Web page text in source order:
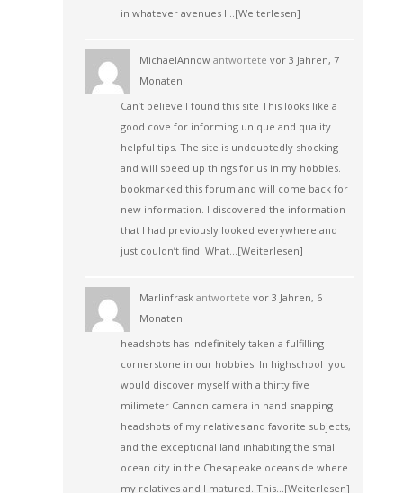
in whatever avenues I…[Weiterlesen]
MichaelAnnowantwortete vor 3 Jahren, 7
Monaten
Can’t believe I found this site This looks like a
good cove for informing unique and quality
helpful tips. The site is undoubtedly shocking
and will speed up things for us in my hobbies. I
bookmarked this forum and will come back for
new information. I discovered the information
that I had previously looked everywhere and
just couldn’t find. What…[Weiterlesen]
Marlinfraskantwortete vor 3 Jahren, 6
Monaten
headshots has indefinitely taken a fulfilling
cornerstone in our hobbies. In highschool you
would discover myself with a thirty five
milimeter Cannon camera in hand snapping
headshots of my relatives and favorite subjects,
and the exceptional land inhabiting the small
ocean city in the Chesapeake oceanside where
my relatives and I matured. This…[Weiterlesen]